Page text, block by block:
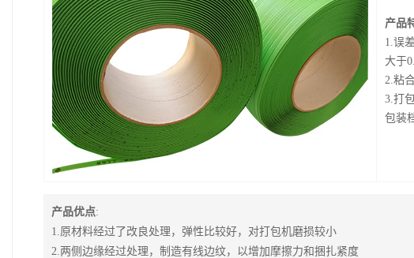
产品
1.误
大于
2.粘
3.打
包装
产品优点:
1.原材料经过了改良处理，弹性比较好，对打包机磨损较小
2.两侧边缘经过处理，制造有线边纹，以增加摩擦力和捆扎紧度